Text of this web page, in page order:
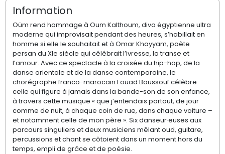
Information
Oüm rend hommage à Oum Kalthoum, diva égyptienne ultra
moderne qui improvisait pendant des heures, s’habillait en
homme si elle le souhaitait et à Omar Khayyam, poète
persan du XIe siècle qui célébrait l’ivresse, la transe et
l’amour. Avec ce spectacle à la croisée du hip-hop, de la
danse orientale et de la danse contemporaine, le
chorégraphe franco-marocain Fouad Boussouf célèbre
celle qui figure à jamais dans la bande-son de son enfance,
à travers cette musique « que j’entendais partout, de jour
comme de nuit, à chaque coin de rue, dans chaque voiture –
et notamment celle de mon père ». Six danseur·euses aux
parcours singuliers et deux musiciens mêlant oud, guitare,
percussions et chant se côtoient dans un moment hors du
temps, empli de grâce et de poésie.